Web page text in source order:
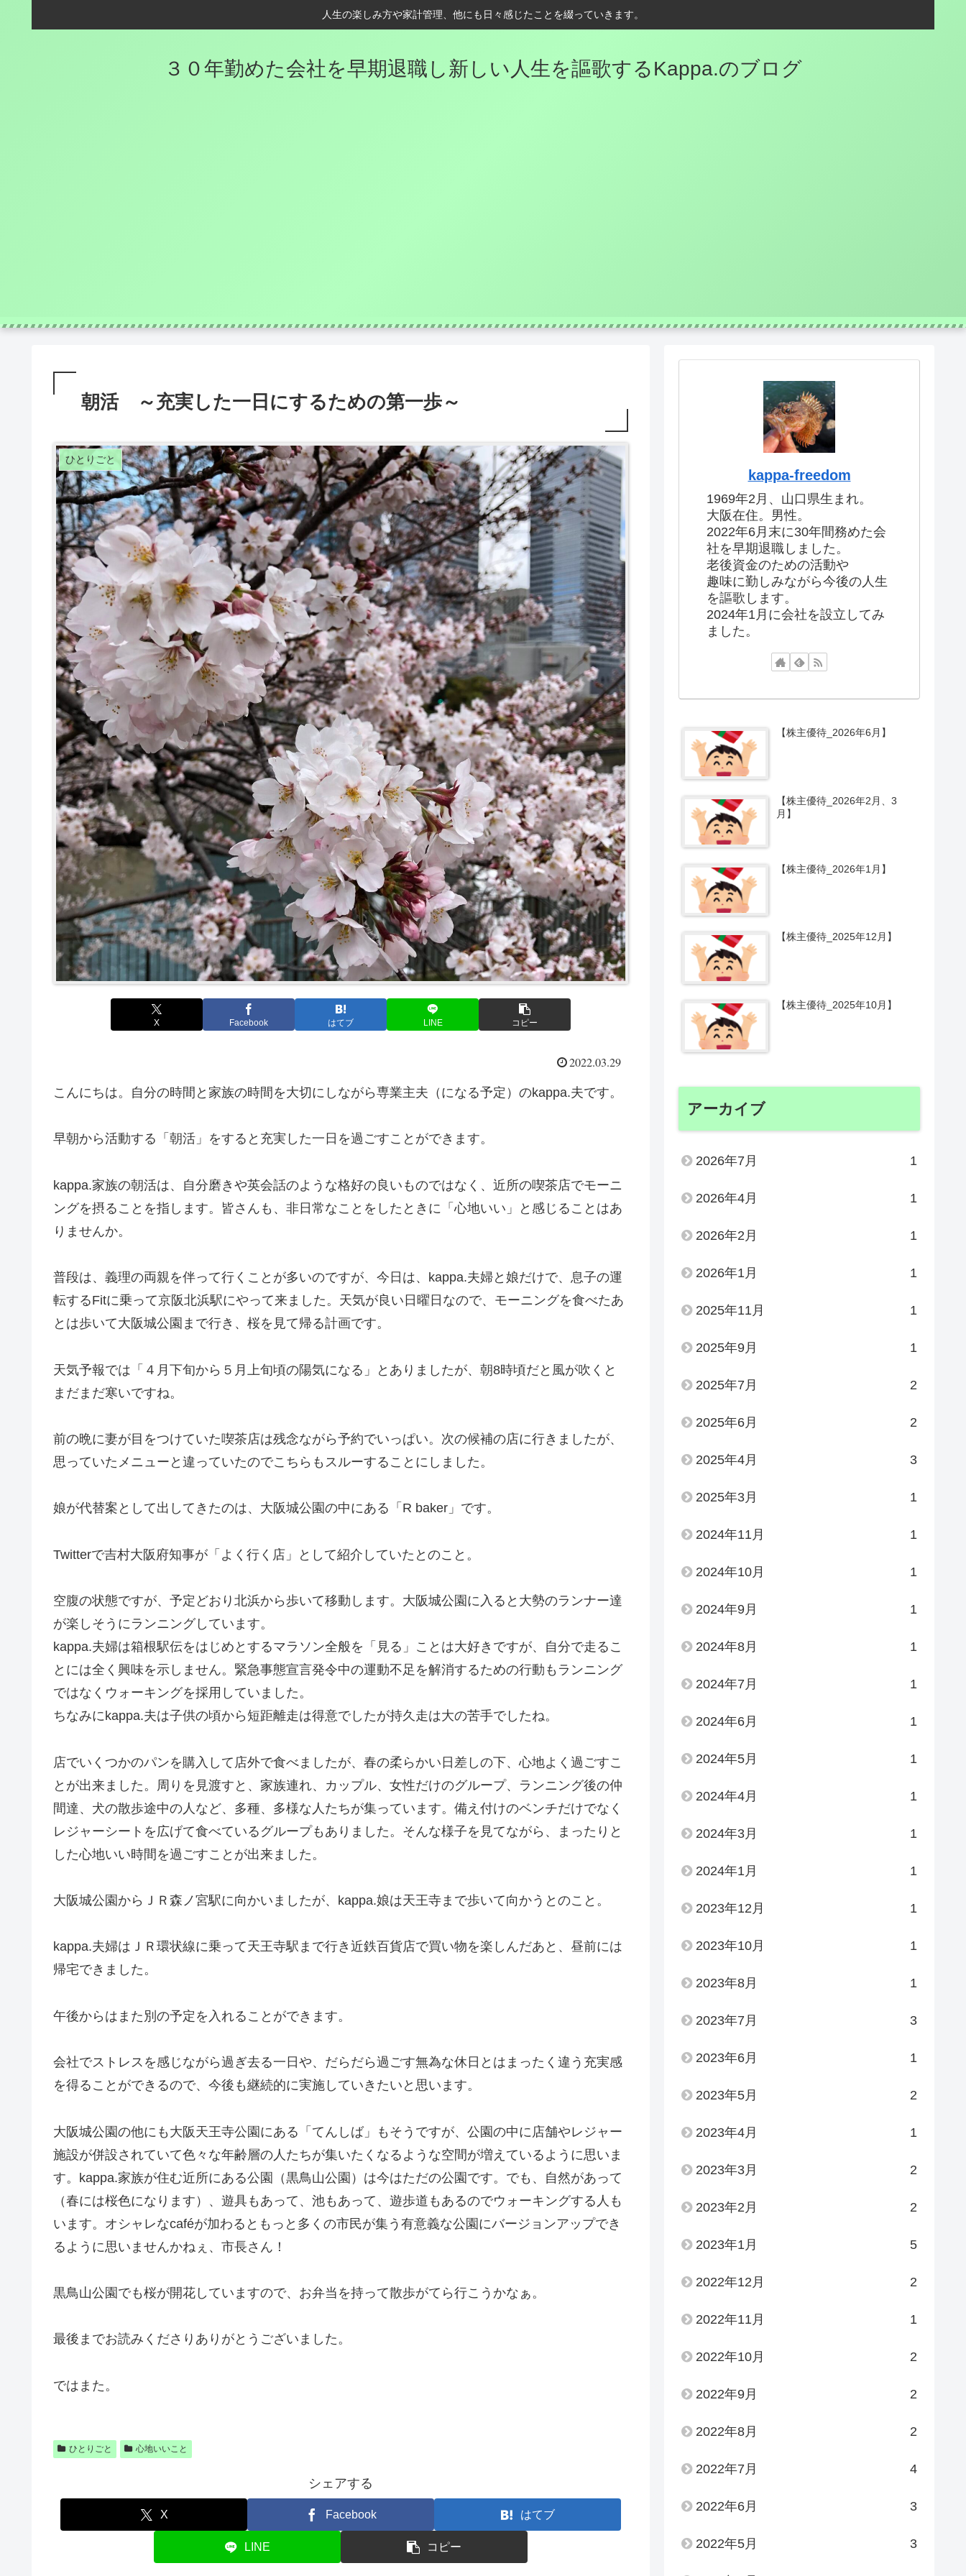
人生の楽しみ方や家計管理、他にも日々感じたことを綴っていきます。
３０年勤めた会社を早期退職し新しい人生を謳歌するKappa.のブログ
朝活 ～充実した一日にするための第一歩～
ひとりごと
X Facebook はてブ LINE コピー
2022.03.29
こんにちは。自分の時間と家族の時間を大切にしながら専業主夫（になる予定）のkappa.夫です。
早朝から活動する「朝活」をすると充実した一日を過ごすことができます。
kappa.家族の朝活は、自分磨きや英会話のような格好の良いものではなく、近所の喫茶店でモーニ
ングを摂ることを指します。皆さんも、非日常なことをしたときに「心地いい」と感じることはあ
りませんか。
普段は、義理の両親を伴って行くことが多いのですが、今日は、kappa.夫婦と娘だけで、息子の運
転するFitに乗って京阪北浜駅にやって来ました。天気が良い日曜日なので、モーニングを食べたあ
とは歩いて大阪城公園まで行き、桜を見て帰る計画です。
天気予報では「４月下旬から５月上旬頃の陽気になる」とありましたが、朝8時頃だと風が吹くと
まだまだ寒いですね。
前の晩に妻が目をつけていた喫茶店は残念ながら予約でいっぱい。次の候補の店に行きましたが、
思っていたメニューと違っていたのでこちらもスルーすることにしました。
娘が代替案として出してきたのは、大阪城公園の中にある「R baker」です。
Twitterで吉村大阪府知事が「よく行く店」として紹介していたとのこと。
空腹の状態ですが、予定どおり北浜から歩いて移動します。大阪城公園に入ると大勢のランナー達
が楽しそうにランニングしています。
kappa.夫婦は箱根駅伝をはじめとするマラソン全般を「見る」ことは大好きですが、自分で走るこ
とには全く興味を示しません。緊急事態宣言発令中の運動不足を解消するための行動もランニング
ではなくウォーキングを採用していました。
ちなみにkappa.夫は子供の頃から短距離走は得意でしたが持久走は大の苦手でしたね。
店でいくつかのパンを購入して店外で食べましたが、春の柔らかい日差しの下、心地よく過ごすこ
とが出来ました。周りを見渡すと、家族連れ、カップル、女性だけのグループ、ランニング後の仲
間達、犬の散歩途中の人など、多種、多様な人たちが集っています。備え付けのベンチだけでなく
レジャーシートを広げて食べているグループもありました。そんな様子を見てながら、まったりと
した心地いい時間を過ごすことが出来ました。
大阪城公園からＪＲ森ノ宮駅に向かいましたが、kappa.娘は天王寺まで歩いて向かうとのこと。
kappa.夫婦はＪＲ環状線に乗って天王寺駅まで行き近鉄百貨店で買い物を楽しんだあと、昼前には
帰宅できました。
午後からはまた別の予定を入れることができます。
会社でストレスを感じながら過ぎ去る一日や、だらだら過ごす無為な休日とはまったく違う充実感
を得ることができるので、今後も継続的に実施していきたいと思います。
大阪城公園の他にも大阪天王寺公園にある「てんしば」もそうですが、公園の中に店舗やレジャー
施設が併設されていて色々な年齢層の人たちが集いたくなるような空間が増えているように思いま
す。kappa.家族が住む近所にある公園（黒鳥山公園）は今はただの公園です。でも、自然があって
（春には桜色になります）、遊具もあって、池もあって、遊歩道もあるのでウォーキングする人も
います。オシャレなcaféが加わるともっと多くの市民が集う有意義な公園にバージョンアップでき
るように思いませんかねぇ、市長さん！
黒鳥山公園でも桜が開花していますので、お弁当を持って散歩がてら行こうかなぁ。
最後までお読みくださりありがとうございました。
ではまた。
ひとりごと 心地いいこと
シェアする
X Facebook はてブ
LINE コピー
kappa-freedom
1969年2月、山口県生まれ。
大阪在住。男性。
2022年6月末に30年間務めた会
社を早期退職しました。
老後資金のための活動や
趣味に勤しみながら今後の人生
を謳歌します。
2024年1月に会社を設立してみ
ました。
【株主優待_2026年6月】
【株主優待_2026年2月、3
月】
【株主優待_2026年1月】
【株主優待_2025年12月】
【株主優待_2025年10月】
アーカイブ
2026年7月 1
2026年4月 1
2026年2月 1
2026年1月 1
2025年11月 1
2025年9月 1
2025年7月 2
2025年6月 2
2025年4月 3
2025年3月 1
2024年11月 1
2024年10月 1
2024年9月 1
2024年8月 1
2024年7月 1
2024年6月 1
2024年5月 1
2024年4月 1
2024年3月 1
2024年1月 1
2023年12月 1
2023年10月 1
2023年8月 1
2023年7月 3
2023年6月 1
2023年5月 2
2023年4月 1
2023年3月 2
2023年2月 2
2023年1月 5
2022年12月 2
2022年11月 1
2022年10月 2
2022年9月 2
2022年8月 2
2022年7月 4
2022年6月 3
2022年5月 3